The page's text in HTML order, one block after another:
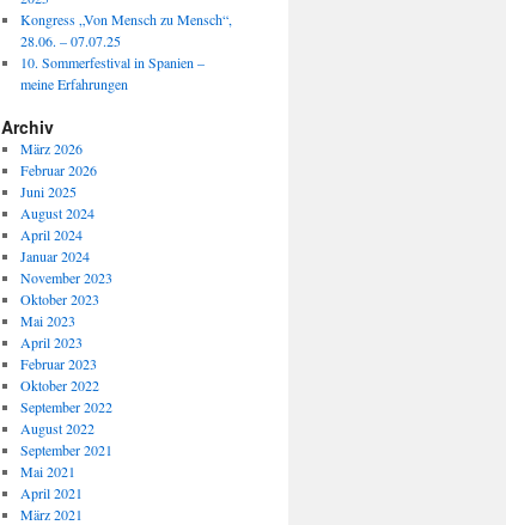
Kongress „Von Mensch zu Mensch“,
28.06. – 07.07.25
10. Sommerfestival in Spanien –
meine Erfahrungen
Archiv
März 2026
Februar 2026
Juni 2025
August 2024
April 2024
Januar 2024
November 2023
Oktober 2023
Mai 2023
April 2023
Februar 2023
Oktober 2022
September 2022
August 2022
September 2021
Mai 2021
April 2021
März 2021